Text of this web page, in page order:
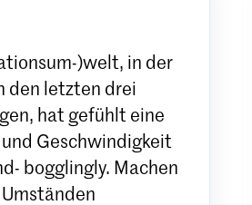
)welt, in der
den letzten drei
hat gefühlt eine
Geschwindigkeit
bogglingly. Machen